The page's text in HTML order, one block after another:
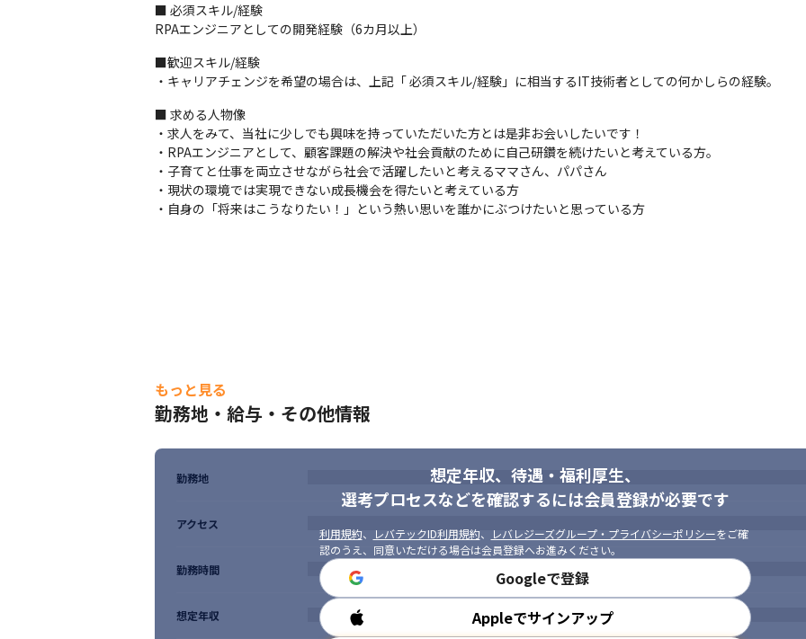
様々な施策を行っております。
・本社勤務の場合は、自社プロダクト開発や受託開発などの社内業務を準備しています。それら社内業務と並行し
い方向性をじっくりとヒアリングし、次月からの案件を探していきます。
・国家資格キャリアコンサルタントが、社員の任意のタイミングで1on1形式のキャリアコンサルティングを実施し
人のライフキャリアに寄り添って話を聞きます。
・社員一人一人にメンターが付き、1on1形式のヒアリングを行います。定期的な成長支援の実施や担当業務に課題
満足度の向上を促進していきます。
＜スキルアップ支援＞
・自身の「現在の市場価値」を確認することが出来るのが「単価査定制度」です。実際の営業チームによる「市場
エンジニア社員にとっては、今後のスキルアップの為の営業指針にすることが出来ます。
・その上で、キャリア支援を通して学習機会の必要性を促しながら、社員自らが必要性を感じた領域を伸ばしてい
・不動産業界向けRPA化支援業務（出社）
工程：ヒアリング、要件定義、設計、開発、テスト
環境：UiPath、WinActor
・顧客企業内のRPA開発支援（リモート導入）
工程：開発、テスト
環境：BizRobo、Shell、SQL
■ 必須スキル/経験
RPAエンジニアとしての開発経験（6カ月以上）
■歓迎スキル/経験
・キャリアチェンジを希望の場合は、上記「 必須スキル/経験」に相当するIT技術者としての何かしらの経験。
■ 求める人物像
・求人をみて、当社に少しでも興味を持っていただいた方とは是非お会いしたいです！
・RPAエンジニアとして、顧客課題の解決や社会貢献のために自己研鑽を続けたいと考えている方。
・子育てと仕事を両立させながら社会で活躍したいと考えるママさん、パパさん
・現状の環境では実現できない成長機会を得たいと考えている方
・自身の「将来はこうなりたい！」という熱い思いを誰かにぶつけたいと思っている方
もっと見る
勤務地・給与・その他情報
想定年収、待遇・福利厚生、
選考プロセスなどを確認するには会員登録が必要です
利用規約、 レバテックID利用規約、 レバレジーズグループ・プライバシーポリシーをご確
認のうえ、同意いただける場合は会員登録へお進みください。
Googleで登録
Appleでサインアップ
勤務地
アクセス
勤務時間
想定年収